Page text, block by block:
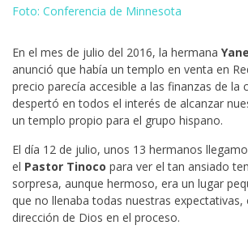
Foto: Conferencia de Minnesota
En el mes de julio del 2016, la hermana
anunció que había un templo en venta en
precio parecía accesible a las finanzas de la
despertó en todos el interés de alcanzar
un templo propio para el grupo hispano.
El día 12 de julio, unos 13 hermanos
el Pastor Tinoco para ver el tan ansiado
sorpresa, aunque hermoso, era un lugar
que no llenaba todas nuestras
dirección de Dios en el proceso.